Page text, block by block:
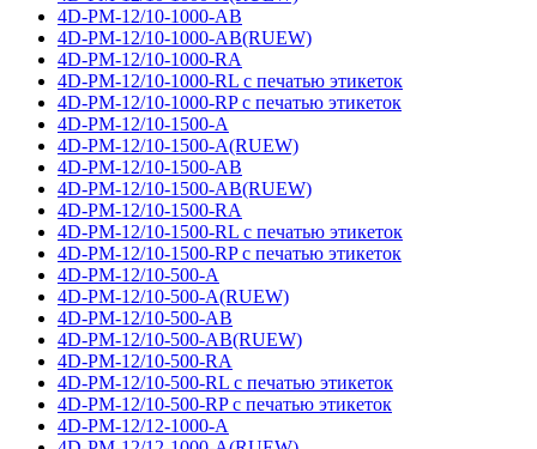
4D-PM-12/10-1000-AB
4D-PM-12/10-1000-AB(RUEW)
4D-PM-12/10-1000-RA
4D-PM-12/10-1000-RL с печатью этикеток
4D-PM-12/10-1000-RP с печатью этикеток
4D-PM-12/10-1500-A
4D-PM-12/10-1500-A(RUEW)
4D-PM-12/10-1500-AB
4D-PM-12/10-1500-AB(RUEW)
4D-PM-12/10-1500-RA
4D-PM-12/10-1500-RL с печатью этикеток
4D-PM-12/10-1500-RP с печатью этикеток
4D-PM-12/10-500-A
4D-PM-12/10-500-A(RUEW)
4D-PM-12/10-500-AB
4D-PM-12/10-500-AB(RUEW)
4D-PM-12/10-500-RA
4D-PM-12/10-500-RL с печатью этикеток
4D-PM-12/10-500-RP с печатью этикеток
4D-PM-12/12-1000-A